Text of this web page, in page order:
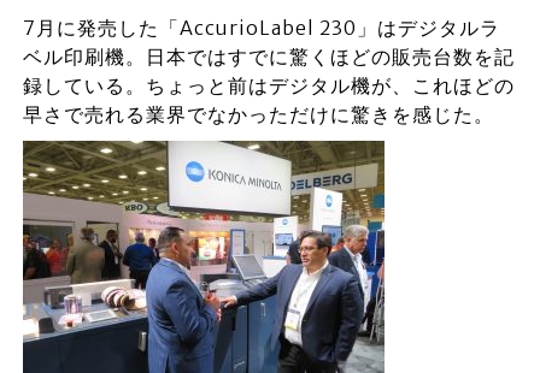
7月に発売した「AccurioLabel 230」はデジタルラ
ベル印刷機。日本ではすでに驚くほどの販売台数を記
録している。ちょっと前はデジタル機が、これほどの
早さで売れる業界でなかっただけに驚きを感じた。